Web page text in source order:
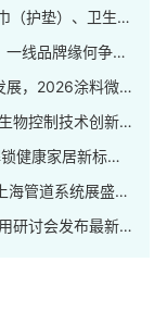
裤》团体标准的公告
争相申领这枚标识？
创新应用研讨会在上海举行
用研讨会发布完整日程！
康家居新标杆！
系统展盛大开幕！
讨会发布最新日程